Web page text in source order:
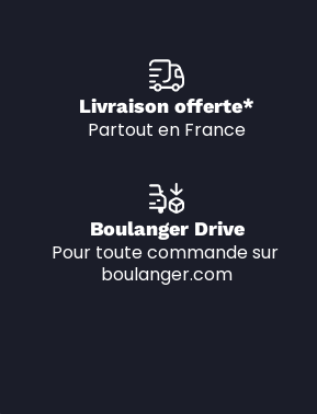
Livraison offerte*
Partout en France
Boulanger Drive
Pour toute commande sur
boulanger.com